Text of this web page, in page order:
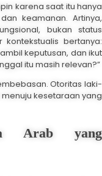
karena saat itu hanya
keamanan. Artinya,
bukan status
bertanya:
keputusan, dan ikut
itu masih relevan?”
Otoritas laki-
kesetaraan yang
Arab yang